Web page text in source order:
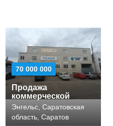
70 000 000
Продажа
коммерческой
Энгельс, Саратовская
область, Саратов